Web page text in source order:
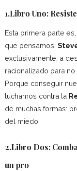
1.Libro Uno:
Esta primera parte
que pensamos.
exclusivamente, a
racionalizado para no
Porque conseguir
luchamos contra la
de muchas formas:
del miedo.
2.Libro Dos:
un pro